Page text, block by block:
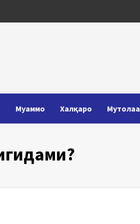
Муаммо Халқаро Мутолаа